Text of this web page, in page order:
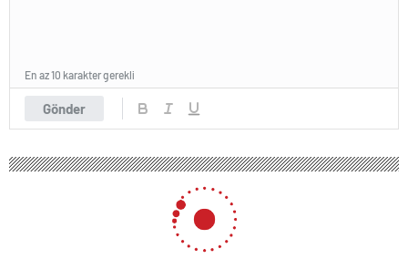
Gönder
En az 10 karakter gerekli